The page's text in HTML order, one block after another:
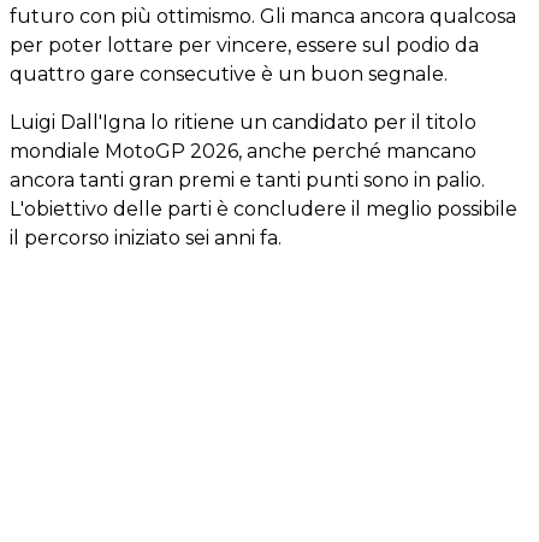
futuro con più ottimismo. Gli manca ancora qualcosa
per poter lottare per vincere, essere sul podio da
quattro gare consecutive è un buon segnale.
Luigi Dall'Igna lo ritiene un candidato per il titolo
mondiale MotoGP 2026, anche perché mancano
ancora tanti gran premi e tanti punti sono in palio.
L'obiettivo delle parti è concludere il meglio possibile
il percorso iniziato sei anni fa.